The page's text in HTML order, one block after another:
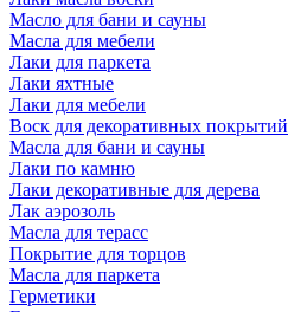
Масло для бани и сауны
Масла для мебели
Лаки для паркета
Лаки яхтные
Лаки для мебели
Воск для декоративных покрытий
Масла для бани и сауны
Лаки по камню
Лаки декоративные для дерева
Лак аэрозоль
Масла для терасс
Покрытие для торцов
Масла для паркета
Герметики